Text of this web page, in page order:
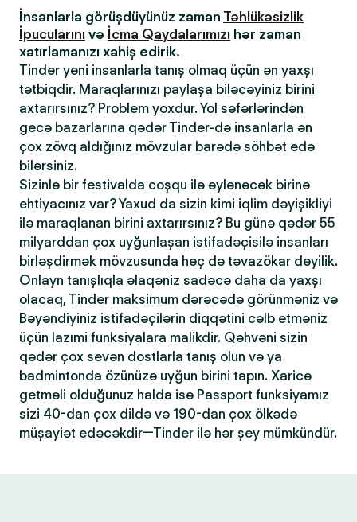
İnsanlarla görüşdüyünüz zaman Təhlükəsizlik
İpucularını və İcma Qaydalarımızı hər zaman
xatırlamanızı xahiş edirik.
Tinder yeni insanlarla tanış olmaq üçün ən yaxşı
tətbiqdir. Maraqlarınızı paylaşa biləcəyiniz birini
axtarırsınız? Problem yoxdur. Yol səfərlərindən
gecə bazarlarına qədər Tinder-də insanlarla ən
çox zövq aldığınız mövzular barədə söhbət edə
bilərsiniz.
Sizinlə bir festivalda coşqu ilə əylənəcək birinə
ehtiyacınız var? Yaxud da sizin kimi iqlim dəyişikliyi
ilə maraqlanan birini axtarırsınız? Bu günə qədər 55
milyarddan çox uyğunlaşan istifadəçisilə insanları
birləşdirmək mövzusunda heç də təvazökar deyilik.
Onlayn tanışlıqla əlaqəniz sadəcə daha da yaxşı
olacaq, Tinder maksimum dərəcədə görünməniz və
Bəyəndiyiniz istifadəçilərin diqqətini cəlb etməniz
üçün lazımi funksiyalara malikdir. Qəhvəni sizin
qədər çox sevən dostlarla tanış olun və ya
badmintonda özünüzə uyğun birini tapın. Xaricə
getməli olduğunuz halda isə Passport funksiyamız
sizi 40-dan çox dildə və 190-dan çox ölkədə
müşayiət edəcəkdir—Tinder ilə hər şey mümkündür.